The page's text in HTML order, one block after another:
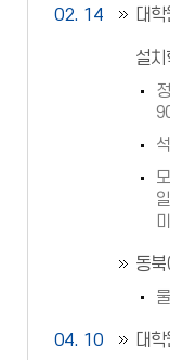
02. 14 대
설
동
04. 10 대